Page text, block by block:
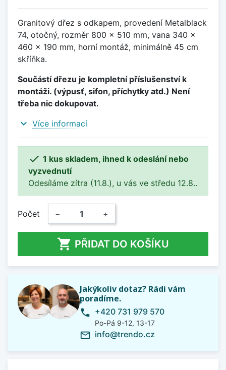
Granitový dřez s odkapem, provedení Metalblack
74, otočný, rozměr 800 x 510 mm, vana 340 x
460 x 190 mm, horní montáž, minimálně 45 cm
skříňka.
Součástí dřezu je kompletní příslušenství k
montáži. (výpusť, sifon, příchytky atd.) Není
třeba nic dokupovat.
expand_more Více informací
 1 kus skladem, ihned k odeslání nebo
vyzvednutí
Odesíláme zítra (11.8.), u vás ve středu 12.8..
Počet − +
 PŘIDAT DO KOŠÍKU
Jakýkoliv dotaz? Rádi vám
poradíme.
phone +420 731 979 570
Po-Pá 9-12, 13-17
mail_outline info@trendo.cz